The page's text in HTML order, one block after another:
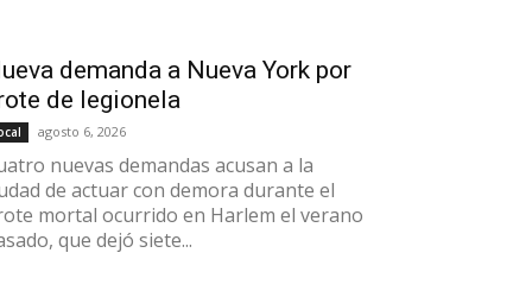
demanda a Nueva York por
de legionela
agosto 6, 2026
nuevas demandas acusan a la
de actuar con demora durante el
mortal ocurrido en Harlem el verano
que dejó siete...